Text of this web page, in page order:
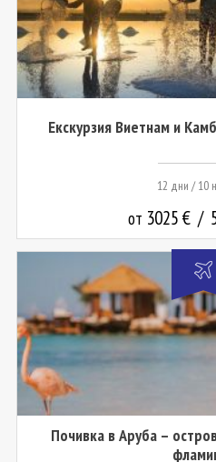
Екскурзия Виетнам и
12 дни / 10
от 3025€ /
Почивка в Аруба –